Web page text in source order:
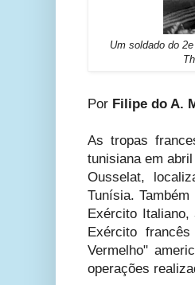
Um soldado do
Por Filipe do A.
As tropas
tunisiana em
Ousselat,
Tunísia.
Exército
Exército
Vermelho"
operações